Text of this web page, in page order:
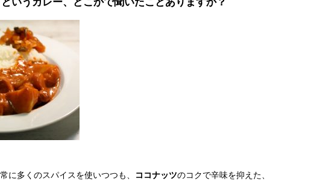
に多くのスパイスを使いつつも、 ココナッツのコクで辛味を抑えた、